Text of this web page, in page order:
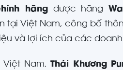
hãngđược hãng
tại Việt Nam, công bố
và lợi ích của các
Việt Nam,Thái Khương